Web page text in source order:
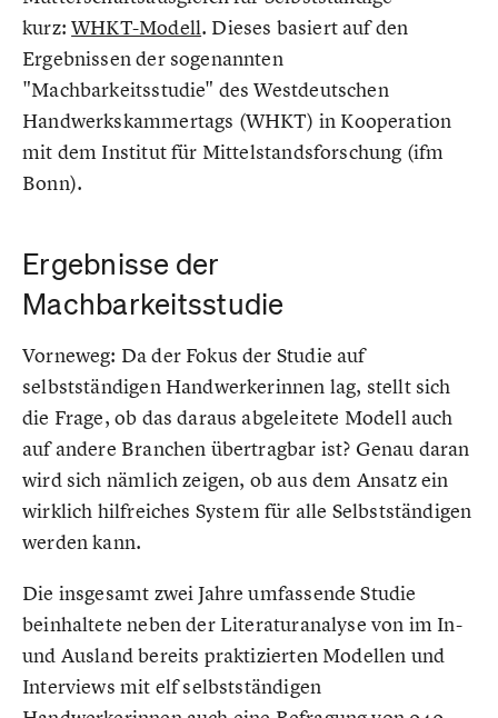
kurz:WHKT-Modell. Dieses basiert auf den
Ergebnissen der sogenannten
"Machbarkeitsstudie" des Westdeutschen
Handwerkskammertags (WHKT) in Kooperation
mit dem Institut für Mittelstandsforschung (ifm
Bonn).
Ergebnisse der
Machbarkeitsstudie
Vorneweg: Da der Fokus der Studie auf
selbstständigen Handwerkerinnen lag, stellt sich
die Frage, ob das daraus abgeleitete Modell auch
auf andere Branchen übertragbar ist? Genau daran
wird sich nämlich zeigen, ob aus dem Ansatz ein
wirklich hilfreiches System für alle Selbstständigen
werden kann.
Die insgesamt zwei Jahre umfassende Studie
beinhaltete neben der Literaturanalyse von im In-
und Ausland bereits praktizierten Modellen und
Interviews mit elf selbstständigen